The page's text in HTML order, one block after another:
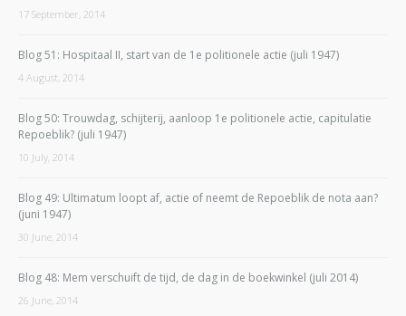
17 September, 2014
Blog 51: Hospitaal II, start van de 1e politionele actie (juli 1947)
4 August, 2014
Blog 50: Trouwdag, schijterij, aanloop 1e politionele actie, capitulatie
Repoeblik? (juli 1947)
10 July, 2014
Blog 49: Ultimatum loopt af, actie of neemt de Repoeblik de nota aan?
(juni 1947)
30 June, 2014
Blog 48: Mem verschuift de tijd, de dag in de boekwinkel (juli 2014)
26 June, 2014